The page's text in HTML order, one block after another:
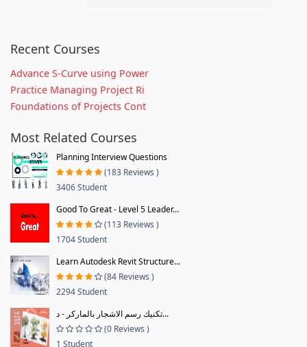
Recent Courses
Advance S-Curve using Power
Practice Managing Project Ri
Foundations of Projects Cont
Most Related Courses
Planning Interview Questions
(183 Reviews )
3406 Student
Good To Great - Level 5 Leader...
(113 Reviews )
1704 Student
Learn Autodesk Revit Structure...
(84 Reviews )
2294 Student
تكنيك رسم الاشجار بالماركر - د...
(0 Reviews )
1 Student